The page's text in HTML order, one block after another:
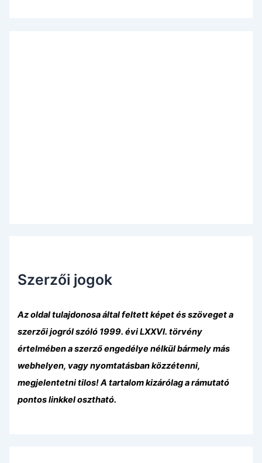
Szerzői jogok
Az oldal tulajdonosa által feltett képet és szöveget a
szerzői jogról szóló 1999. évi LXXVI. törvény
értelmében a szerző engedélye nélkül bármely más
webhelyen, vagy nyomtatásban közzétenni,
megjelentetni tilos! A tartalom kizárólag a rámutató
pontos linkkel osztható.